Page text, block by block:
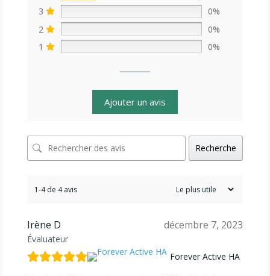
3
0%
2
0%
1
0%
Ajouter un avis
Recherche
1-4 de 4 avis
Irène D
Évaluateur
décembre 7, 2023
Forever Active HA